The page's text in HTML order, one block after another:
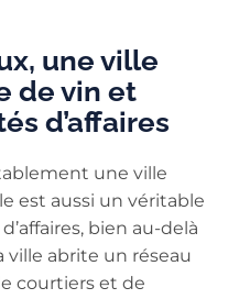
une ville
de vin et
d’affaires
une ville
est aussi un véritable
bien au-delà
ville abrite un réseau
courtiers et de